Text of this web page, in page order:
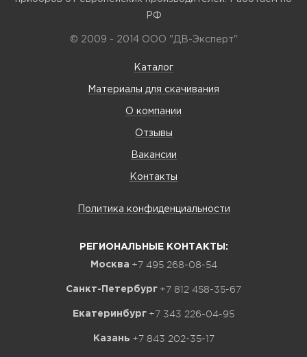
РФ
© 2009 - 2014 ООО "ДВ-Эксперт"
Каталог
Материалы для скачивания
О компании
Отзывы
Вакансии
Контакты
Политика конфиденциальности
РЕГИОНАЛЬНЫЕ КОНТАКТЫ:
Москва +7 495 268-08-54
Санкт-Петербург +7 812 458-35-67
Екатеринбург +7 343 226-04-95
Казань +7 843 202-35-17